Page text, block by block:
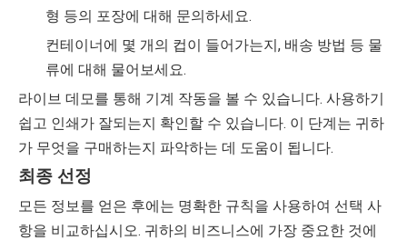
형 등의 포장에 대해 문의하세요.
컨테이너에 몇 개의 컵이 들어가는지, 배송 방법 등 물
류에 대해 물어보세요.
라이브 데모를 통해 기계 작동을 볼 수 있습니다. 사용하기
쉽고 인쇄가 잘되는지 확인할 수 있습니다. 이 단계는 귀하
가 무엇을 구매하는지 파악하는 데 도움이 됩니다.
최종 선정
모든 정보를 얻은 후에는 명확한 규칙을 사용하여 선택 사
항을 비교하십시오. 귀하의 비즈니스에 가장 중요한 것에